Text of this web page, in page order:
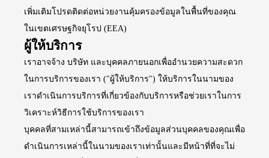
เพิ่มเติมโปรดติดต่อหน่วยงานคุ้มครองข้อมูลในพื้นที่ของคุณ
ในเขตเศรษฐกิจยุโรป (EEA)
ผู้ให้บริการ
เราอาจจ้าง บริษัท และบุคคลภายนอกเพื่ออำนวยความสะดวก
ในการบริการของเรา ("ผู้ให้บริการ") ให้บริการในนามของ
เราดำเนินการบริการที่เกี่ยวข้องกับบริการหรือช่วยเราในการ
วิเคราะห์วิธีการใช้บริการของเรา
บุคคลที่สามเหล่านี้สามารถเข้าถึงข้อมูลส่วนบุคคลของคุณเพื่อ
ดำเนินการเหล่านี้ในนามของเราเท่านั้นและมีหน้าที่ที่จะไม่